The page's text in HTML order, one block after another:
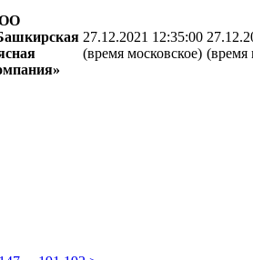
27.12.2021 12:35:00
(время московское) (время